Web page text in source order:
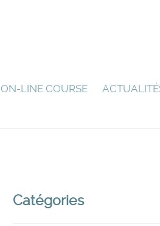
ON-LINE COURSE
Catégories